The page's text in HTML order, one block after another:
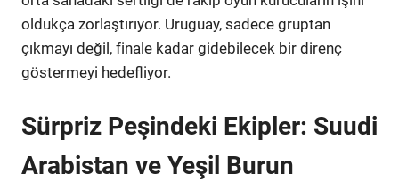
oldukça zorlaştırıyor. Uruguay, sadece gruptan
çıkmayı değil, finale kadar gidebilecek bir direnç
göstermeyi hedefliyor.
Sürpriz Peşindeki Ekipler: Suudi
Arabistan ve Yeşil Burun